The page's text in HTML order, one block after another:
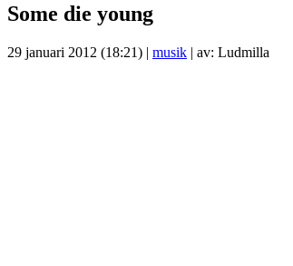
Some die young
29 januari 2012 (18:21) | musik | av: Ludmilla